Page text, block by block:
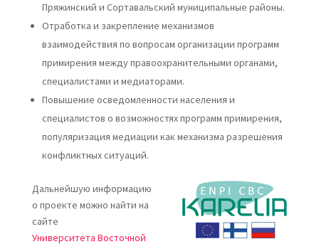
Пряжинский и Сортавальский муниципальные районы.
Отработка и закрепление механизмов
взаимодействия по вопросам организации программ
примирения между правоохранительными органами,
специалистами и медиаторами.
Повышение осведомленности населения и
специалистов о возможностях программ примирения,
популяризация медиации как механизма разрешения
конфликтных ситуаций.
Дальнейшую информацию
о проекте можно найти на
сайте
Университета Восточной